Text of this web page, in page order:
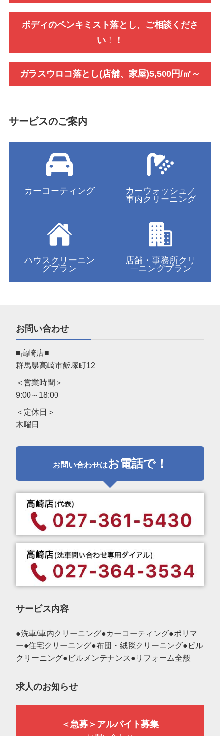
ボディのペンキミスト落とし、ご相談くださ
い！！
ガラスウロコ落とし(店舗、家屋)5,500円/㎡～
サービスのご案内
カーコーティング
カーウォッシュ／
車内クリーニング
ハウスクリーニン
グプラン
店舗・事務所クリ
ーニングプラン
お問い合わせ
■高崎店■
群馬県高崎市飯塚町12
＜営業時間＞
9:00～18:00
＜定休日＞
木曜日
お問い合わせはお電話で！
サービス内容
●洗車/車内クリーニング●カーコーティング●ポリマ
ー●住宅クリーニング●布団・絨毯クリーニング●ビル
クリーニング●ビルメンテナンス●リフォーム全般
求人のお知らせ
＜急募＞アルバイト募集